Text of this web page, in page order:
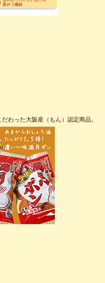
わった大阪産（もん）認定商品。